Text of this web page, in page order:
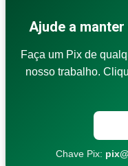
Ajude a
Faça um Pix de
nosso trabalho.
Chave Pix: